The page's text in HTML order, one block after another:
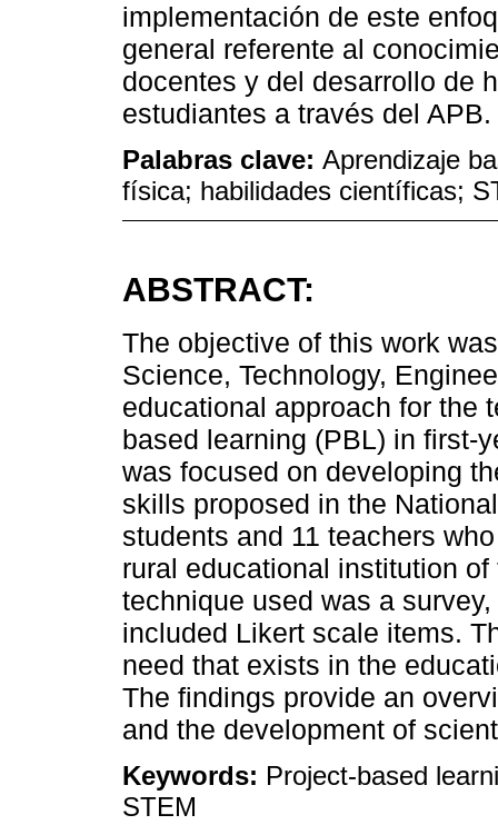
implementación de este
general referente al
docentes y del desarrollo de
estudiantes a través del APB.
Palabras clave: Aprendizaje
física; habilidades científicas;
ABSTRACT:
The objective of this work
Science, Technology,
educational approach for the
based learning (PBL) in first-
was focused on developing
skills proposed in the
students and 11 teachers
rural educational institution
technique used was a
included Likert scale items.
need that exists in the
The findings provide an
and the development of
Keywords: Project-based
STEM